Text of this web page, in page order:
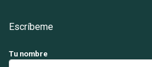
Escríbeme
Tu nombre